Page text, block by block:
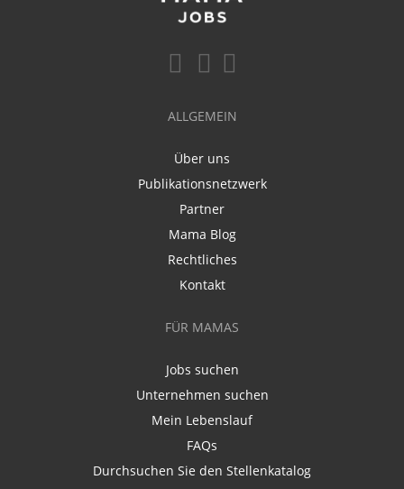
ALLGEMEIN
Über uns
Publikationsnetzwerk
Partner
Mama Blog
Rechtliches
Kontakt
FÜR MAMAS
Jobs suchen
Unternehmen suchen
Mein Lebenslauf
FAQs
Durchsuchen Sie den Stellenkatalog